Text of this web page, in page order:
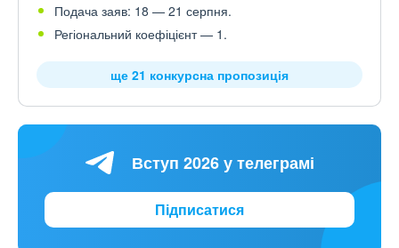
Подача заяв: 18 — 21 серпня.
Регіональний коефіцієнт — 1.
ще 21 конкурсна пропозиція
Вступ 2026 у телеграмі
Підписатися